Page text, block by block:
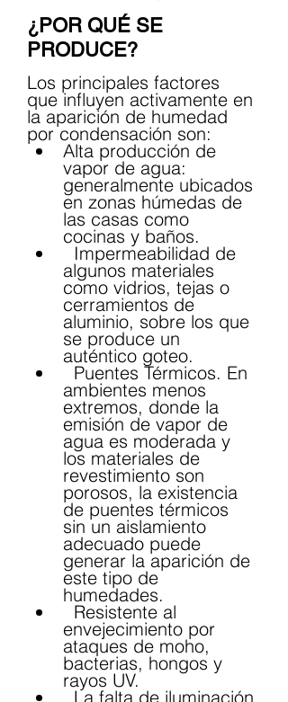
¿POR QUÉ SE
PRODUCE?
Los principales factores
que influyen activamente en
la aparición de humedad
por condensación son:
Alta producción de
vapor de agua:
generalmente ubicados
en zonas húmedas de
las casas como
cocinas y baños.
algunos materiales
como vidrios, tejas o
cerramientos de
aluminio, sobre los que
se produce un
auténtico goteo.
ambientes menos
extremos, donde la
emisión de vapor de
agua es moderada y
los materiales de
revestimiento son
porosos, la existencia
de puentes térmicos
sin un aislamiento
adecuado puede
generar la aparición de
este tipo de
humedades.
envejecimiento por
ataques de moho,
bacterias, hongos y
rayos UV.